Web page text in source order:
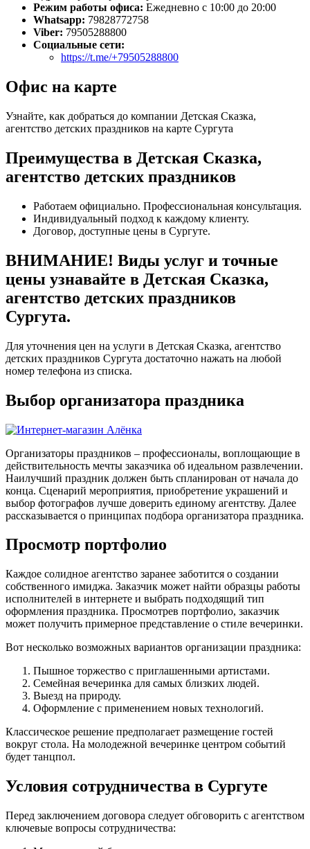
Режим работы офиса: Ежедневно с 10:00 до 20:00
Whatsapp: 79828772758
Viber: 79505288800
Социальные сети:
https://t.me/+79505288800
Офис на карте
Узнайте, как добраться до компании Детская Сказка,
агентство детских праздников на карте Сургута
Преимущества в Детская Сказка,
агентство детских праздников
Работаем официально. Профессиональная консультация.
Индивидуальный подход к каждому клиенту.
Договор, доступные цены в Сургуте.
ВНИМАНИЕ! Виды услуг и точные
цены узнавайте в Детская Сказка,
агентство детских праздников
Сургута.
Для уточнения цен на услуги в Детская Сказка, агентство
детских праздников Сургута достаточно нажать на любой
номер телефона из списка.
Выбор организатора праздника
Организаторы праздников – профессионалы, воплощающие в
действительность мечты заказчика об идеальном развлечении.
Наилучший праздник должен быть спланирован от начала до
конца. Сценарий мероприятия, приобретение украшений и
выбор фотографов лучше доверить единому агентству. Далее
рассказывается о принципах подбора организатора праздника.
Просмотр портфолио
Каждое солидное агентство заранее заботится о создании
собственного имиджа. Заказчик может найти образцы работы
исполнителей в интернете и выбрать подходящий тип
оформления праздника. Просмотрев портфолио, заказчик
может получить примерное представление о стиле вечеринки.
Вот несколько возможных вариантов организации праздника:
Пышное торжество с приглашенными артистами.
Семейная вечеринка для самых близких людей.
Выезд на природу.
Оформление с применением новых технологий.
Классическое решение предполагает размещение гостей
вокруг стола. На молодежной вечеринке центром событий
будет танцпол.
Условия сотрудничества в Сургуте
Перед заключением договора следует обговорить с агентством
ключевые вопросы сотрудничества: